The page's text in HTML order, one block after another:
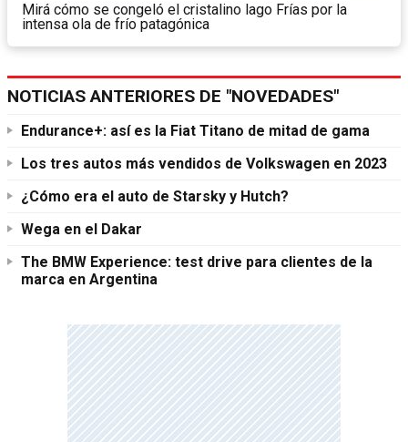
Mirá cómo se congeló el cristalino lago Frías por la
intensa ola de frío patagónica
NOTICIAS ANTERIORES DE "NOVEDADES"
Endurance+: así es la Fiat Titano de mitad de gama
Los tres autos más vendidos de Volkswagen en 2023
¿Cómo era el auto de Starsky y Hutch?
Wega en el Dakar
The BMW Experience: test drive para clientes de la
marca en Argentina